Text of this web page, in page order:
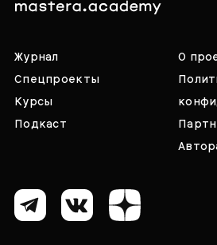
Журнал
Спецпроекты
Курсы
Подкаст
О